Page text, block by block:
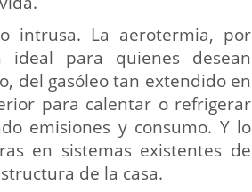
intrusa. La aerotermia, por
ideal para quienes desean
del gasóleo tan extendido en
para calentar o refrigerar
emisiones y consumo. Y lo
en sistemas existentes de
de la casa.